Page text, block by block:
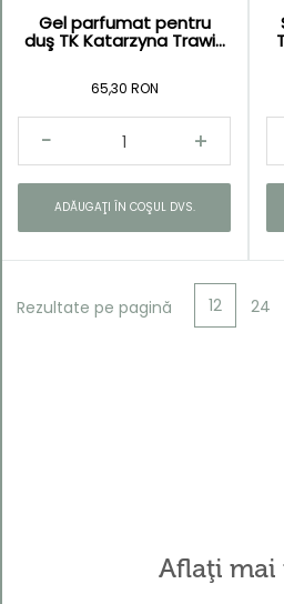
Gel parfumat pentru
duş TK Katarzyna Trawi...
65,30 RON
ADĂUGAŢI ÎN COŞUL DVS.
Rezultate pe pagină 12 24
Aflaţi mai